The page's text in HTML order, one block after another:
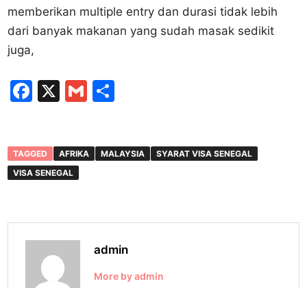
memberikan multiple entry dan durasi tidak lebih
dari banyak makanan yang sudah masak sedikit
juga,
F
e
b
o
k
X
G
l
e
TAGGED AFRIKA MALAYSIA
SYARAT VISA SENEGAL
VISA SENEGAL
admin
More by admin